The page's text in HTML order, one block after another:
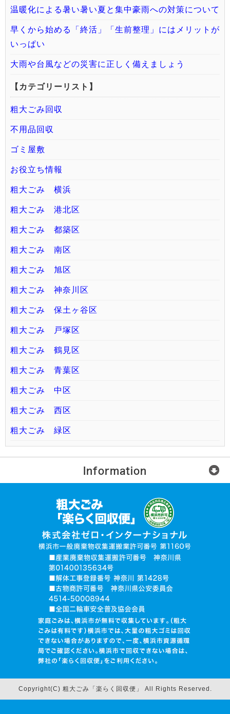
温暖化による暑い暑い夏と集中豪雨への対策について
早くから始める「終活」「生前整理」にはメリットが
いっぱい
大雨や台風などの災害に正しく備えましょう
【カテゴリーリスト】
粗大ごみ回収
不用品回収
ゴミ屋敷
お役立ち情報
粗大ごみ 横浜
粗大ごみ 港北区
粗大ごみ 都築区
粗大ごみ 南区
粗大ごみ 旭区
粗大ごみ 神奈川区
粗大ごみ 保土ヶ谷区
粗大ごみ 戸塚区
粗大ごみ 鶴見区
粗大ごみ 青葉区
粗大ごみ 中区
粗大ごみ 西区
粗大ごみ 緑区
Information
ご利用の流れ
運営会社
無許可業者に注意
お電話でお見積り依頼
品目入力で見積り依頼
写真で見積り依頼
Copyright(C) 粗大ごみ「楽らく回収便」 All Rights Reserved.